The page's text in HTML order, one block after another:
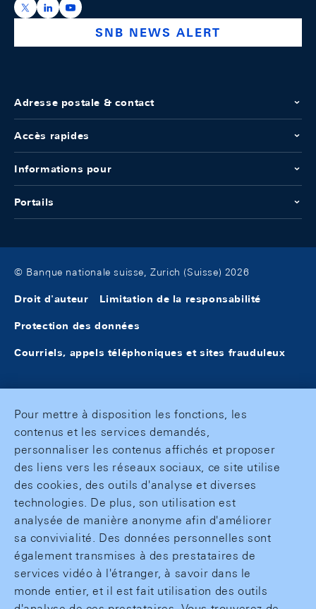
https://x.com/snb_bns
https://ch.linkedin.com/company/swiss-national-
https://www.youtube.com/@swissnationalbank
SNB NEWS ALERT
Adresse postale & contact
Accès rapides
Informations pour
Portails
© Banque nationale suisse, Zurich (Suisse) 2026
Droit d'auteur Limitation de la responsabilité
Protection des données
Courriels, appels téléphoniques et sites frauduleux
Pour mettre à disposition les fonctions, les
contenus et les services demandés,
personnaliser les contenus affichés et proposer
des liens vers les réseaux sociaux, ce site utilise
des cookies, des outils d'analyse et diverses
technologies. De plus, son utilisation est
analysée de manière anonyme afin d'améliorer
sa convivialité. Des données personnelles sont
également transmises à des prestataires de
services vidéo à l'étranger, à savoir dans le
monde entier, et il est fait utilisation des outils